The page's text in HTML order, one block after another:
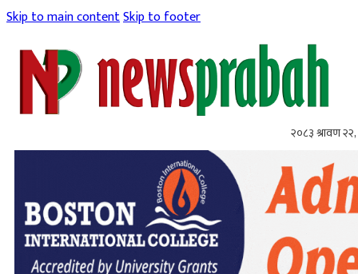
Skip to main contentSkip to footer
२०८३ श्रावण २२,